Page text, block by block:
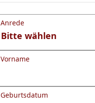
Anrede
Vorname
Geburtsdatum